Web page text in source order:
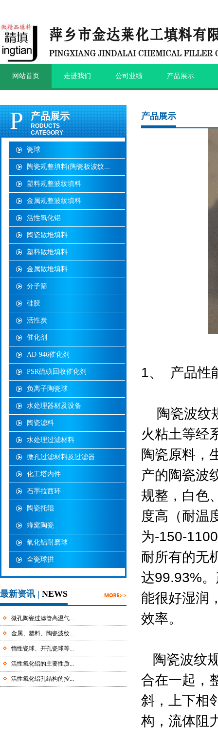
网站首页 走进我们 公司业绩 产品展示
P 产品展示
RODUCTS
CATEGORY
瓷球
陶瓷规整填料(陶瓷板波纹...
塑料规整波纹填料
金属规整波纹填料
活性氧化铝
陶瓷散堆填料
塑料散堆填料
金属散堆填料
分子筛
硅胶
活性炭
催化剂
AD-946催化剂
PSR硫磺回收催化剂
负离子陶瓷球
水处理器材及设备
陶瓷滤料
水处理过滤材料
微孔过滤材料及过滤器
化工塔内件
石墨拉西环
陶瓷托辊
蜂窝陶瓷
氧化铝耐磨球
全瓷球拱
最新资讯 | NEWS
微孔陶瓷过滤管高温气...
金属、塑料、陶瓷波纹...
惰性瓷球、开孔瓷球等...
活性氧化铝的主要性质...
活性氧化铝孔结构的控...
产品展示
1、 产品性
陶瓷波纹
火粘土等经
陶瓷原料，
产的陶瓷波
规整，白色
度高（耐温
为-150-
耐所有的无
达99.93%
能很好湿润
效率。
陶瓷波纹
合在一起，
斜，上下相
构，流体阻